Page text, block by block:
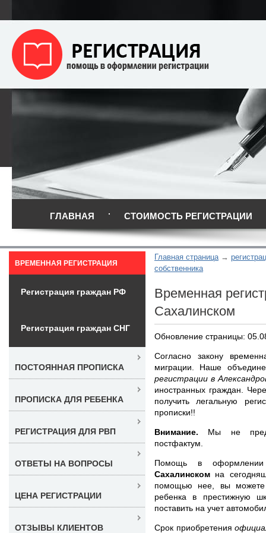
ГЛАВНАЯ СТОИМОСТЬ РЕГИСТРАЦИИ
Главная страница
собственника
Временная
Сахалинском
Обновление страницы:
Согласно закону
миграции. Наше
регистрации в
иностранных граждан.
получить легальную
прописки!!
Внимание. Мы не
постфактум.
Помощь в
Сахалинском на
помощью нее, вы можете
ребенка в престижную
поставить на учет
Срок приобретения
ВРЕМЕННАЯ РЕГИСТРАЦИЯ
Регистрация граждан РФ
Регистрация граждан СНГ
ПОСТОЯННАЯ ПРОПИСКА
ПРОПИСКА ДЛЯ РЕБЕНКА
РЕГИСТРАЦИЯ ДЛЯ РВП
ОТВЕТЫ НА ВОПРОСЫ
ЦЕНА РЕГИСТРАЦИИ
ОТЗЫВЫ КЛИЕНТОВ